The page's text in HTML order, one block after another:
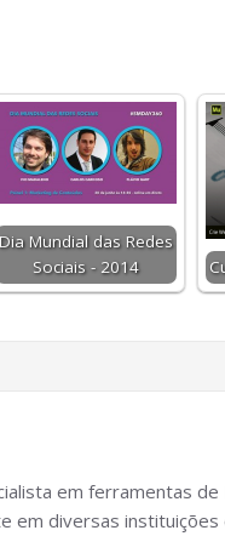
Dia Mundial das Redes
Sociais - 2014
em ferramentas
em diversas